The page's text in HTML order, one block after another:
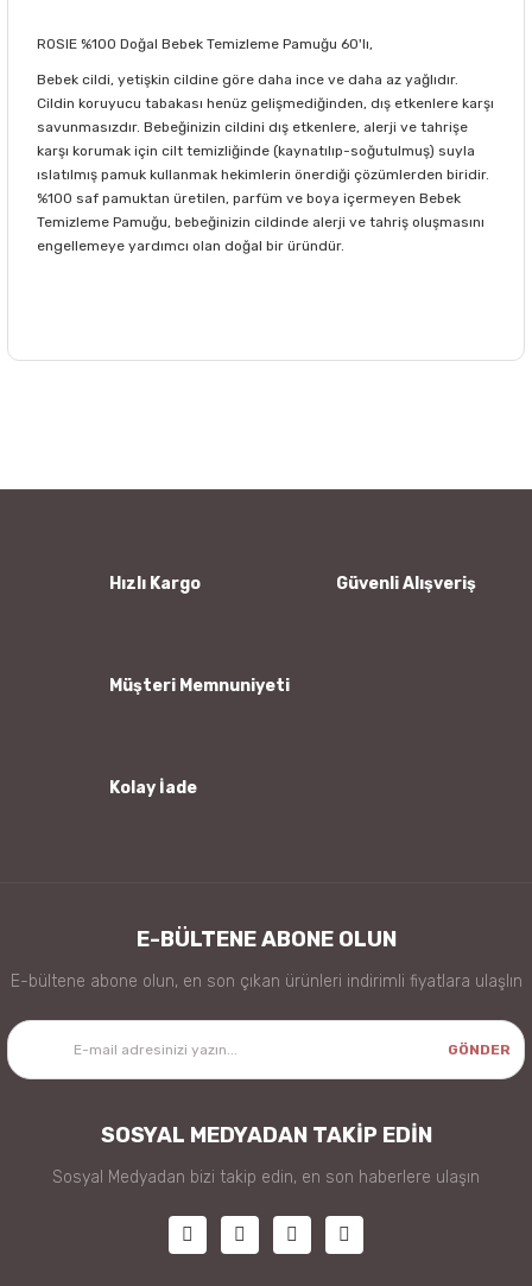
ROSIE %100 Doğal Bebek Temizleme Pamuğu 60'lı,
Bebek cildi, yetişkin cildine göre daha ince ve daha az yağlıdır.
Cildin koruyucu tabakası henüz gelişmediğinden, dış etkenlere karşı
savunmasızdır. Bebeğinizin cildini dış etkenlere, alerji ve tahrişe
karşı korumak için cilt temizliğinde (kaynatılıp-soğutulmuş) suyla
ıslatılmış pamuk kullanmak hekimlerin önerdiği çözümlerden biridir.
%100 saf pamuktan üretilen, parfüm ve boya içermeyen Bebek
Temizleme Pamuğu, bebeğinizin cildinde alerji ve tahriş oluşmasını
engellemeye yardımcı olan doğal bir üründür.
Ürün bilgilerinde hatalar bulunuyor.
Hızlı Kargo Güvenli Alışveriş
Müşteri Memnuniyeti
Kolay İade
E-BÜLTENE ABONE OLUN
E-bültene abone olun, en son çıkan ürünleri indirimli fiyatlara ulaşlın
GÖNDER
SOSYAL MEDYADAN TAKİP EDİN
Sosyal Medyadan bizi takip edin, en son haberlere ulaşın